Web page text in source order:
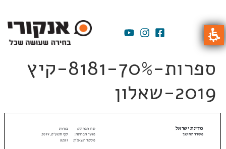
ספרות-70%-8181-קיץ
2019-שאלון